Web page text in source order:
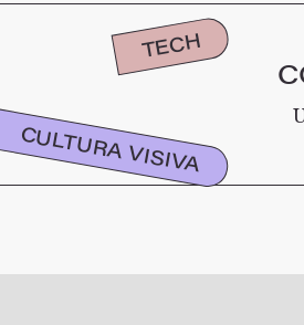
TECH
CULTURA VISIVA